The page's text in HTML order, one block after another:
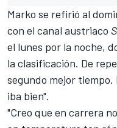
Marko se refirió al
con el canal austriaco
el lunes por la noche,
la clasificación. De
segundo mejor
iba bien".
"Creo que en carrera